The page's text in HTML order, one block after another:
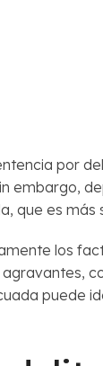
por
embargo,
que es más
los
puede